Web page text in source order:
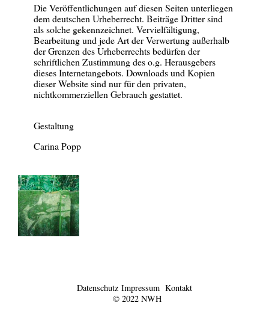
Die Veröffentlichungen auf diesen Seiten unterliegen
dem deutschen Urheberrecht. Beiträge Dritter sind
als solche gekennzeichnet. Vervielfältigung,
Bearbeitung und jede Art der Verwertung außerhalb
der Grenzen des Urheberrechts bedürfen der
schriftlichen Zustimmung des o.g. Herausgebers
dieses Internetangebots. Downloads und Kopien
dieser Website sind nur für den privaten,
nichtkommerziellen Gebrauch gestattet.
Gestaltung
Carina Popp
Datenschutz Impressum Kontakt
© 2022 NWH